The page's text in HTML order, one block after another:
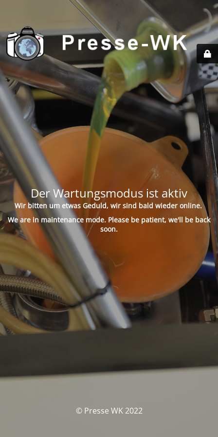
Der Wartungsmodus ist aktiv
Wir bitten um etwas Geduld, wir sind bald wieder online.
We are in maintenance mode. Please be patient, we'll be back
soon.
© Presse WK 2022